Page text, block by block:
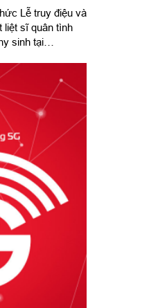
Lễ truy điệu và
liệt sĩ quân tình
sinh tại